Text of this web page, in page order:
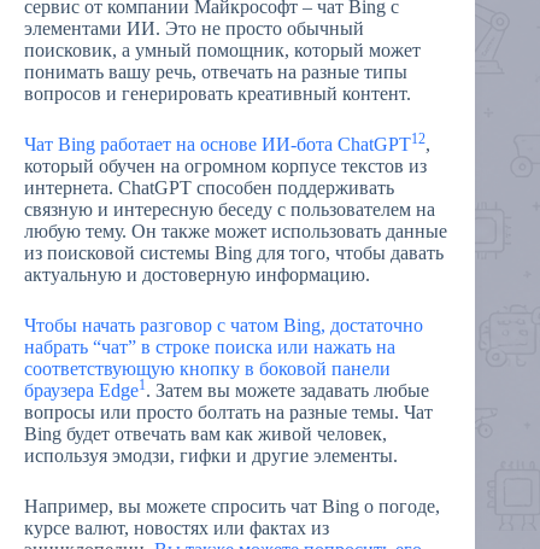
сервис от компании Майкрософт – чат Bing с
элементами ИИ. Это не просто обычный
поисковик, а умный помощник, который может
понимать вашу речь, отвечать на разные типы
вопросов и генерировать креативный контент.
Чат Bing работает на основе ИИ-бота ChatGPT12,
который обучен на огромном корпусе текстов из
интернета. ChatGPT способен поддерживать
связную и интересную беседу с пользователем на
любую тему. Он также может использовать данные
из поисковой системы Bing для того, чтобы давать
актуальную и достоверную информацию.
Чтобы начать разговор с чатом Bing, достаточно
набрать “чат” в строке поиска или нажать на
соответствующую кнопку в боковой панели
браузера Edge1. Затем вы можете задавать любые
вопросы или просто болтать на разные темы. Чат
Bing будет отвечать вам как живой человек,
используя эмодзи, гифки и другие элементы.
Например, вы можете спросить чат Bing о погоде,
курсе валют, новостях или фактах из